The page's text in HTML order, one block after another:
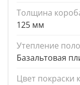
Толщина
125 мм
Утепление
Базальтовая
Цвет покраски